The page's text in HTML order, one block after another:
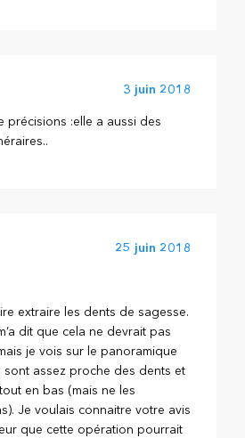
3 juin 2018
précisions :elle a aussi des
25 juin 2018
extraire les dents de sagesse.
dit que cela ne devrait pas
je vois sur le panoramique
sont assez proche des dents et
en bas (mais ne les
Je voulais connaitre votre avis
que cette opération pourrait